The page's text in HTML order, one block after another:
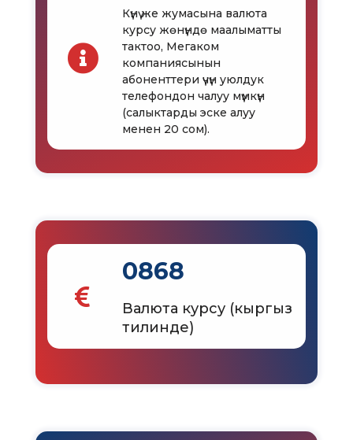
Күнү же жумасына валюта
курсу жөнүндө маалыматты
тактоо, Мегаком
компаниясынын
абоненттери үчүн уюлдук
телефондон чалуу мүмкүн
(салыктарды эске алуу
менен 20 сом).
0868
Валюта курсу (кыргыз
тилинде)